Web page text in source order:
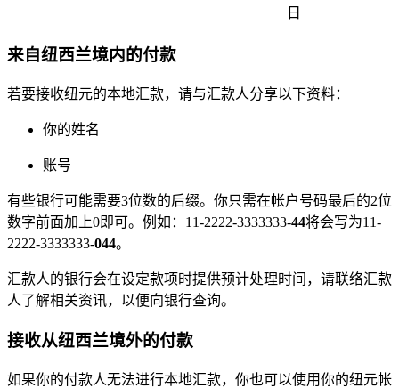
日
来自纽西兰境内的付款
若要接收纽元的本地汇款，请与汇款人分享以下资料：
你的姓名
账号
有些银行可能需要3位数的后缀。你只需在帐户号码最后的2位
数字前面加上0即可。例如：11-2222-3333333-44将会写为11-
2222-3333333-044。
汇款人的银行会在设定款项时提供预计处理时间，请联络汇款
人了解相关资讯，以便向银行查询。
接收从纽西兰境外的付款
如果你的付款人无法进行本地汇款，你也可以使用你的纽元帐